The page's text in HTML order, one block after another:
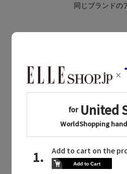
同じブランドの
ガリャルダガランテに関連するニ